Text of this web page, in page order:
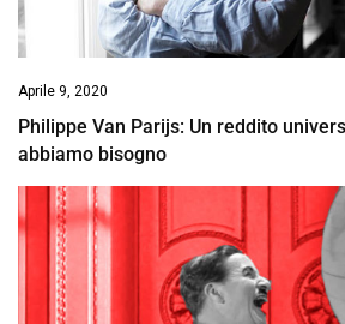
Aprile 9, 2020
Philippe Van Parijs: Un reddito
abbiamo bisogno